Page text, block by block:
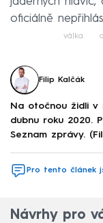
oficiálně
válka
Filip Kalčák
Na otočnou židli v
dubnu roku 2020.
Seznam zprávy.
Pro tento článek
Návrhy pro